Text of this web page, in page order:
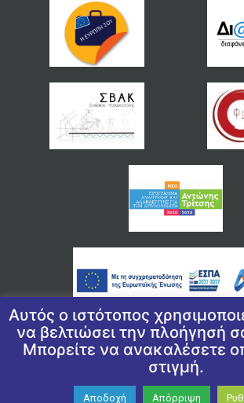
© 2026 COPYRIGHT ΔΗΜΟΣ ΕΛΛΗΝΙΚΟΥ
ΠΟΛΙΤΙΚΉ
ΔΕΔΟΜΈΝΩΝ|ΔΉΛΩΣΗ ΠΡΟΣΒΑΣΙΜΌΤΗΤΑΣ
Αυτός ο ιστότοπος
να βελτιώσει την πλοήγησή
Μπορείτε να ανακαλέσετε
στιγμή.
Αποδοχή Απόρριψη